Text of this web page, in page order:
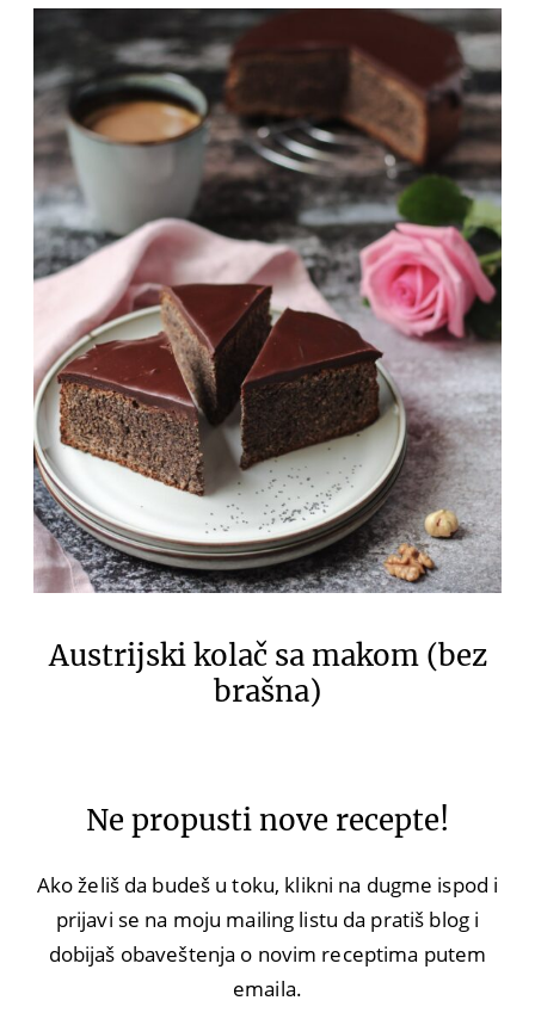
Austrijski kolač sa makom (bez
brašna)
Ne propusti nove recepte!
Ako želiš da budeš u toku, klikni na dugme ispod i
prijavi se na moju mailing listu da pratiš blog i
dobijaš obaveštenja o novim receptima putem
emaila.